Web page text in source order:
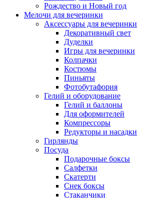
Рождество и Новый год
Мелочи для вечеринки
Аксессуары для вечеринки
Декоративный свет
Дуделки
Игры для вечеринки
Колпачки
Костюмы
Пиньяты
Фотобутафория
Гелий и оборудование
Гелий и баллоны
Для оформителей
Компрессоры
Редукторы и насадки
Гирлянды
Посуда
Подарочные боксы
Салфетки
Скатерти
Снек боксы
Стаканчики